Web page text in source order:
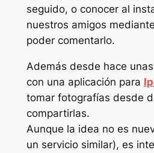
seguido, o conocer al
nuestros amigos
poder comentarlo.
Además desde hace
con una aplicación para
tomar fotografías desde
compartirlas.
Aunque la idea no es
un servicio similar), es